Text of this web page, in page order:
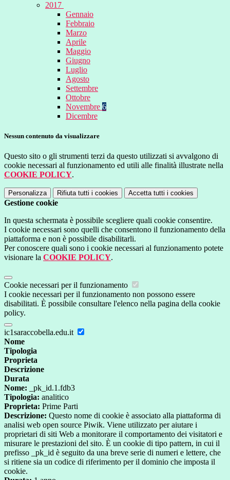
2017
Gennaio
Febbraio
Marzo
Aprile
Maggio
Giugno
Luglio
Agosto
Settembre
Ottobre
Novembre 6
Dicembre
Nessun contenuto da visualizzare
Questo sito o gli strumenti terzi da questo utilizzati si avvalgono di
cookie necessari al funzionamento ed utili alle finalità illustrate nella
COOKIE POLICY.
Personalizza Rifiuta tutti i cookies Accetta tutti i cookies
Gestione cookie
In questa schermata è possibile scegliere quali cookie consentire.
I cookie necessari sono quelli che consentono il funzionamento della
piattaforma e non è possibile disabilitarli.
Per conoscere quali sono i cookie necessari al funzionamento potete
visionare la COOKIE POLICY.
Cookie necessari per il funzionamento
I cookie necessari per il funzionamento non possono essere
disabilitati. È possibile consultare l'elenco nella pagina della cookie
policy.
ic1saraccobella.edu.it
Nome
Tipologia
Proprieta
Descrizione
Durata
Nome: _pk_id.1.fdb3
Tipologia: analitico
Proprieta: Prime Parti
Descrizione: Questo nome di cookie è associato alla piattaforma di
analisi web open source Piwik. Viene utilizzato per aiutare i
proprietari di siti Web a monitorare il comportamento dei visitatori e
misurare le prestazioni del sito. È un cookie di tipo pattern, in cui il
prefisso _pk_id è seguito da una breve serie di numeri e lettere, che
si ritiene sia un codice di riferimento per il dominio che imposta il
cookie.